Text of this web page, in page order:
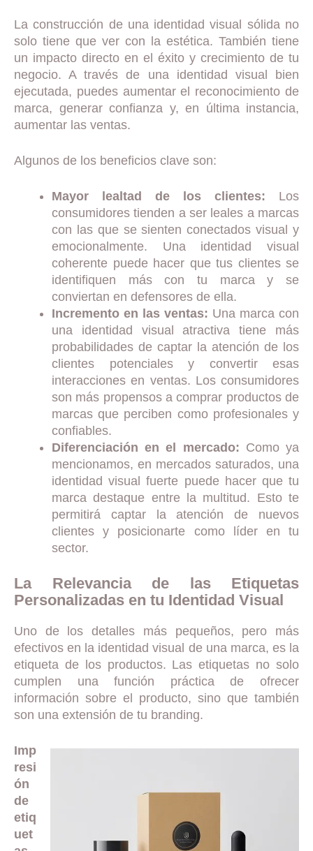
La construcción de una identidad visual sólida no
solo tiene que ver con la estética. También tiene
un impacto directo en el éxito y crecimiento de tu
negocio. A través de una identidad visual bien
ejecutada, puedes aumentar el reconocimiento de
marca, generar confianza y, en última instancia,
aumentar las ventas.
Algunos de los beneficios clave son:
Mayor lealtad de los clientes: Los
consumidores tienden a ser leales a marcas
con las que se sienten conectados visual y
emocionalmente. Una identidad visual
coherente puede hacer que tus clientes se
identifiquen más con tu marca y se
conviertan en defensores de ella.
Incremento en las ventas: Una marca con
una identidad visual atractiva tiene más
probabilidades de captar la atención de los
clientes potenciales y convertir esas
interacciones en ventas. Los consumidores
son más propensos a comprar productos de
marcas que perciben como profesionales y
confiables.
Diferenciación en el mercado: Como ya
mencionamos, en mercados saturados, una
identidad visual fuerte puede hacer que tu
marca destaque entre la multitud. Esto te
permitirá captar la atención de nuevos
clientes y posicionarte como líder en tu
sector.
La Relevancia de las Etiquetas
Personalizadas en tu Identidad Visual
Uno de los detalles más pequeños, pero más
efectivos en la identidad visual de una marca, es la
etiqueta de los productos. Las etiquetas no solo
cumplen una función práctica de ofrecer
información sobre el producto, sino que también
son una extensión de tu branding.
Imp
resi
ón
de
etiq
uet